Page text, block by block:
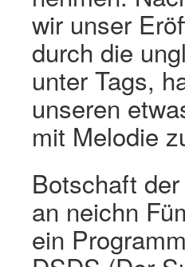
wir unser
durch die
unter Tags,
unseren
mit Melodie
Botschaft
an neichn
ein